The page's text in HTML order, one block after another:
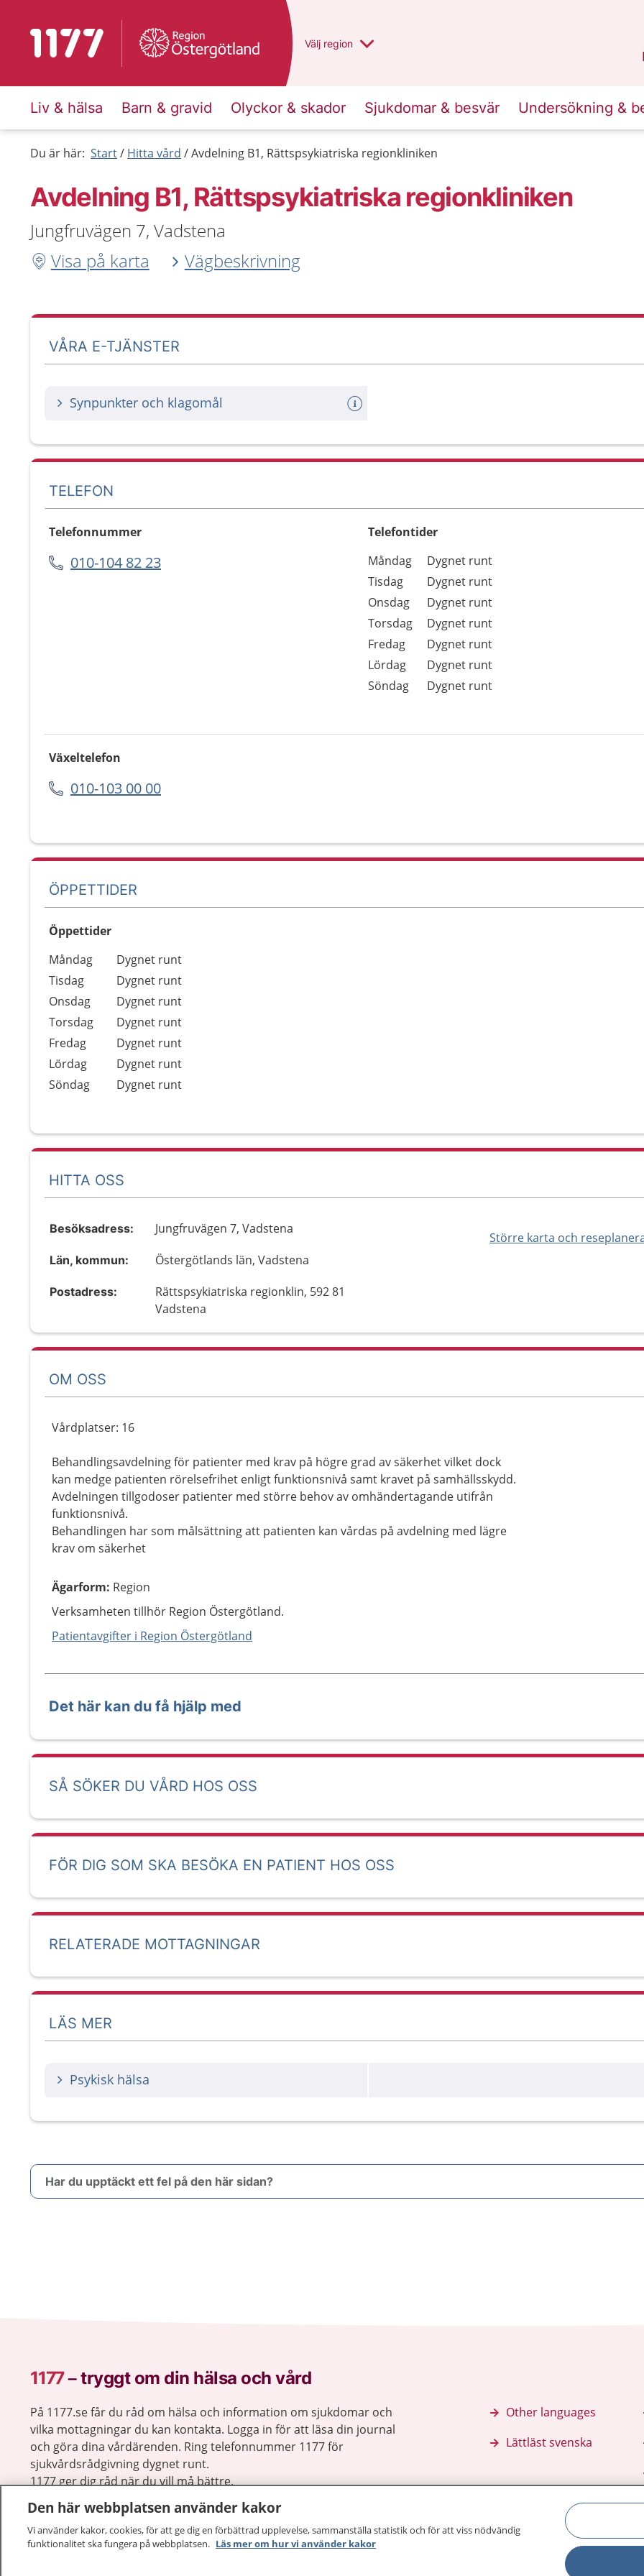
Till startsidan för 1177 Du har valt region
Välj en annan
region
Liv & hälsa Barn & gravid Olyckor & skador Sjukdomar & besvär Undersökning &
Du är här: Start Hitta vård Avdelning B1, Rättspsykiatriska regionkliniken
Avdelning B1, Rättspsykiatriska regionkliniken
Jungfruvägen 7, Vadstena
Visa på karta
Vägbeskrivning
VÅRA E-TJÄNSTER
Synpunkter och klagomål
TELEFON
Telefonnummer
010-104 82 23
Telefontider
Dag
Öppettider
Kommentarer
Måndag
Dygnet runt
Tisdag
Dygnet runt
Onsdag
Dygnet runt
Torsdag
Dygnet runt
Fredag
Dygnet runt
Lördag
Dygnet runt
Söndag
Dygnet runt
Växeltelefon
010-103 00 00
ÖPPETTIDER
Öppettider
Dag
Öppettider
Kommentarer
Måndag
Dygnet runt
Tisdag
Dygnet runt
Onsdag
Dygnet runt
Torsdag
Dygnet runt
Fredag
Dygnet runt
Lördag
Dygnet runt
Söndag
Dygnet runt
HITTA OSS
Större karta och
Besöksadress: Jungfruvägen 7, Vadstena
Län, kommun: Östergötlands län, Vadstena
Postadress:
Rättspsykiatriska regionklin, 592 81
Vadstena
OM OSS
Vårdplatser: 16
Behandlingsavdelning för patienter med krav på högre grad av säkerhet vilket dock
kan medge patienten rörelsefrihet enligt funktionsnivå samt kravet på samhällsskydd.
Avdelningen tillgodoser patienter med större behov av omhändertagande utifrån
funktionsnivå.
Behandlingen har som målsättning att patienten kan vårdas på avdelning med lägre
krav om säkerhet
Ägarform: Region
Verksamheten tillhör Region Östergötland.
Patientavgifter i Region Östergötland
Det här kan du få hjälp med
SÅ SÖKER DU VÅRD HOS OSS
FÖR DIG SOM SKA BESÖKA EN PATIENT HOS OSS
RELATERADE MOTTAGNINGAR
LÄS MER
Psykisk hälsa
Har du upptäckt ett fel på den här sidan?
1177–tryggt om din hälsa och vård
På 1177.se får du råd om hälsa och information om sjukdomar och
vilka mottagningar du kan kontakta. Logga in för att läsa din journal
och göra dina vårdärenden. Ring telefonnummer 1177 för
sjukvårdsrådgivning dygnet runt.
1177 ger dig råd när du vill må bättre.
Other languages
Lättläst svenska
Den här webbplatsen använder kakor
Vi använder kakor, cookies, för att ge dig en förbättrad upplevelse, sammanställa statistik och för att viss nödvändig
funktionalitet ska fungera på webbplatsen. Läs mer om hur vi använder kakor